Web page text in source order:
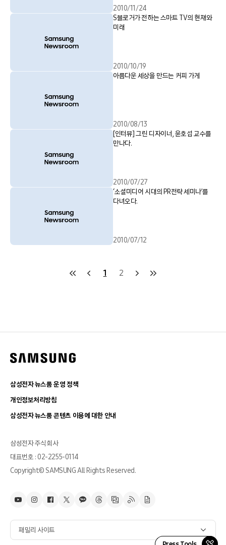
2010/11/24
S블로거가 전하는 스마트 TV의 현재와
미래
2010/10/19
아름다운 세상을 만드는 커피 가게
2010/08/13
[인터뷰] 그린 디자이너, 윤호섭 교수를
만나다.
2010/07/27
‘소셜미디어 시대의 PR전략 세미나’를
다녀오다.
2010/07/12
1 2
삼성전자 뉴스룸 운영 정책
개인정보처리방침
삼성전자 뉴스룸 콘텐츠 이용에 대한 안내
삼성전자 주식회사
대표번호 : 02-2255-0114
Copyright© SAMSUNG All Rights Reserved.
패밀리 사이트